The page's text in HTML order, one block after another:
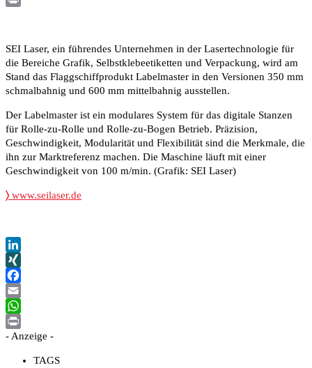
SEI Laser, ein führendes Unternehmen in der Lasertechnologie für
die Bereiche Grafik, Selbstklebeetiketten und Verpackung, wird am
Stand das Flaggschiffprodukt Labelmaster in den Versionen 350 mm
schmalbahnig und 600 mm mittelbahnig ausstellen.
Der Labelmaster ist ein modulares System für das digitale Stanzen
für Rolle-zu-Rolle und Rolle-zu-Bogen Betrieb. Präzision,
Geschwindigkeit, Modularität und Flexibilität sind die Merkmale, die
ihn zur Marktreferenz machen. Die Maschine läuft mit einer
Geschwindigkeit von 100 m/min. (Grafik: SEI Laser)
〉 www.seilaser.de
LinkedIn
XING
Facebook
Email
WhatsApp
Print
- Anzeige -
TAGS